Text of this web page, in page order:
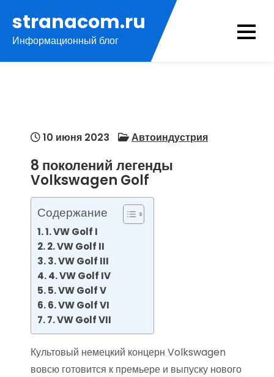
содержимому
stranacom.ru
Информационный блог
10 июня 2023 Автоиндустрия
8 поколений легенды
Volkswagen Golf
Содержание
1. VW Golf I
2. VW Golf II
3. VW Golf III
4. VW Golf IV
5. VW Golf V
6. VW Golf VI
7. VW Golf VII
Культовый немецкий концерн Volkswagen
вовсю готовится к премьере и выпуску нового